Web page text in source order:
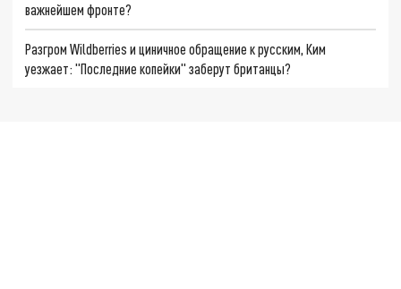
важнейшем фронте?
Разгром Wildberries и циничное обращение к русским, Ким
уезжает: "Последние копейки" заберут британцы?